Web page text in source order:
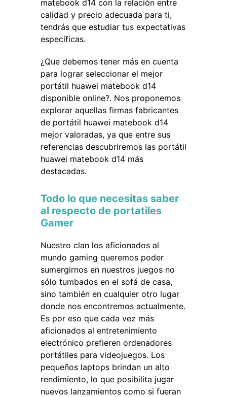
matebook d14 con la relación entre
calidad y precio adecuada para ti,
tendrás que estudiar tus expectativas
específicas.
¿Que debemos tener más en cuenta
para lograr seleccionar el mejor
portátil huawei matebook d14
disponible online?. Nos proponemos
explorar aquellas firmas fabricantes
de portátil huawei matebook d14
mejor valoradas, ya que entre sus
referencias descubriremos las portátil
huawei matebook d14 más
destacadas.
Todo lo que necesitas saber
al respecto de portatiles
Gamer
Nuestro clan los aficionados al
mundo gaming queremos poder
sumergirnos en nuestros juegos no
sólo tumbados en el sofá de casa,
sino también en cualquier otro lugar
donde nos encontremos actualmente.
Es por eso que cada vez más
aficionados al entretenimiento
electrónico prefieren ordenadores
portátiles para videojuegos. Los
pequeños laptops brindan un alto
rendimiento, lo que posibilita jugar
nuevos lanzamientos como si fueran